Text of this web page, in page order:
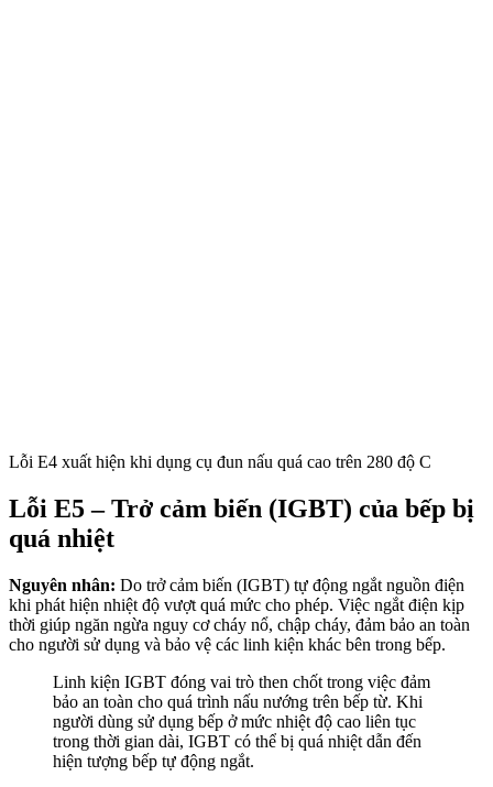
Lỗi E4 xuất hiện khi dụng cụ đun nấu quá cao trên 280 độ C
Lỗi E5 – Trở cảm biến (IGBT) của bếp bị
quá nhiệt
Nguyên nhân: Do trở cảm biến (IGBT) tự động ngắt nguồn điện
khi phát hiện nhiệt độ vượt quá mức cho phép. Việc ngắt điện kịp
thời giúp ngăn ngừa nguy cơ cháy nổ, chập cháy, đảm bảo an toàn
cho người sử dụng và bảo vệ các linh kiện khác bên trong bếp.
Linh kiện IGBT đóng vai trò then chốt trong việc đảm
bảo an toàn cho quá trình nấu nướng trên bếp từ. Khi
người dùng sử dụng bếp ở mức nhiệt độ cao liên tục
trong thời gian dài, IGBT có thể bị quá nhiệt dẫn đến
hiện tượng bếp tự động ngắt.